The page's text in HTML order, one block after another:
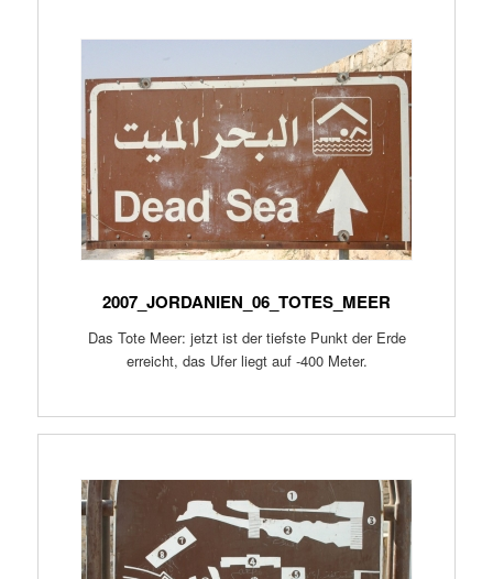
2007_JORDANIEN_06_TOTES_MEER
Das Tote Meer: jetzt ist der tiefste Punkt der Erde
erreicht, das Ufer liegt auf -400 Meter.